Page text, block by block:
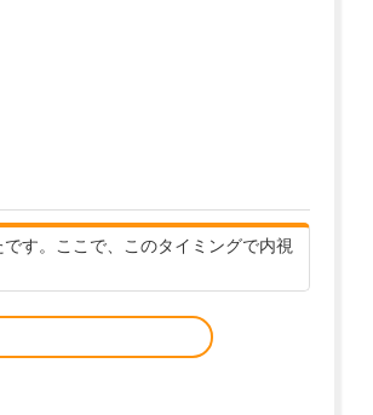
す。ここで、このタイミングで内視